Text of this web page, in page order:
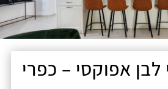
אפוקסי – כפרי